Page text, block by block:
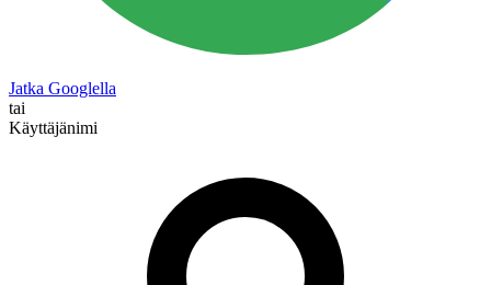
Jatka Googlella
tai
Käyttäjänimi